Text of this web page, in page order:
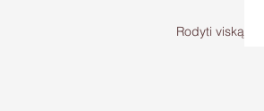
Rodyti viską